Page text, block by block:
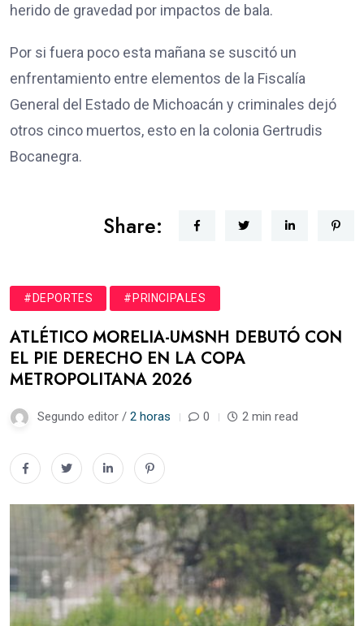
herido de gravedad por impactos de bala.
Por si fuera poco esta mañana se suscitó un
enfrentamiento entre elementos de la Fiscalía
General del Estado de Michoacán y criminales dejó
otros cinco muertos, esto en la colonia Gertrudis
Bocanegra.
Share:
#DEPORTES #PRINCIPALES
ATLÉTICO MORELIA-UMSNH DEBUTÓ CON
EL PIE DERECHO EN LA COPA
METROPOLITANA 2026
Segundo editor / 2 horas 0 2 min read